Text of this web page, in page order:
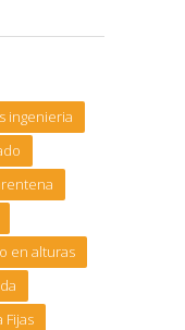
ingenieria
en alturas
Fijas